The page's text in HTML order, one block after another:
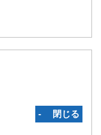
‐ 閉じる